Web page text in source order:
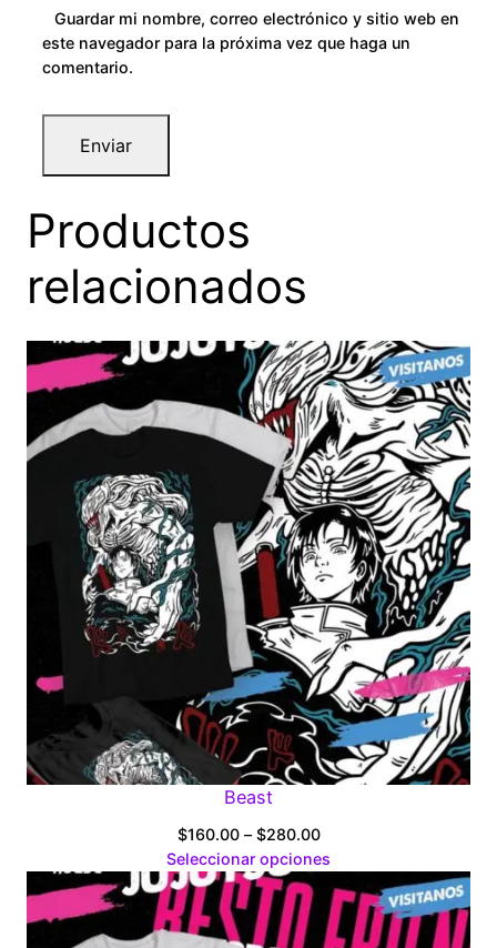
Guardar mi nombre, correo electrónico y sitio web en
este navegador para la próxima vez que haga un
comentario.
Productos
relacionados
Beast
$160.00 – $280.00Price
range:
through
$280.00
Seleccionar opciones